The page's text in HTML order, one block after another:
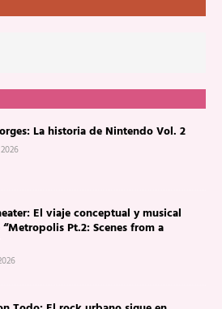
La historia de Nintendo Vol. 2
El viaje conceptual y musical
Pt.2: Scenes from a